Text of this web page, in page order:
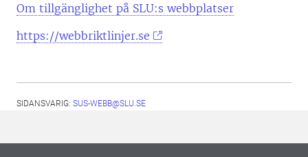
Om tillgänglighet på SLU:s webbplatser
https://webbriktlinjer.se
SIDANSVARIG: SUS-WEBB@SLU.SE